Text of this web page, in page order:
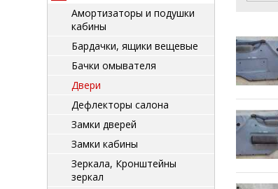
Амортизаторы и подушки
кабины
Бардачки, ящики вещевые
Бачки омывателя
Двери
Дефлекторы салона
Замки дверей
Замки кабины
Зеркала, Кронштейны
зеркал